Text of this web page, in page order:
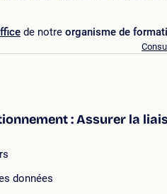
de notre organisme de
: Assurer la
données